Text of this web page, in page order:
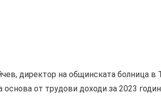
директор на общинската болница в
основа от трудови доходи за 2023